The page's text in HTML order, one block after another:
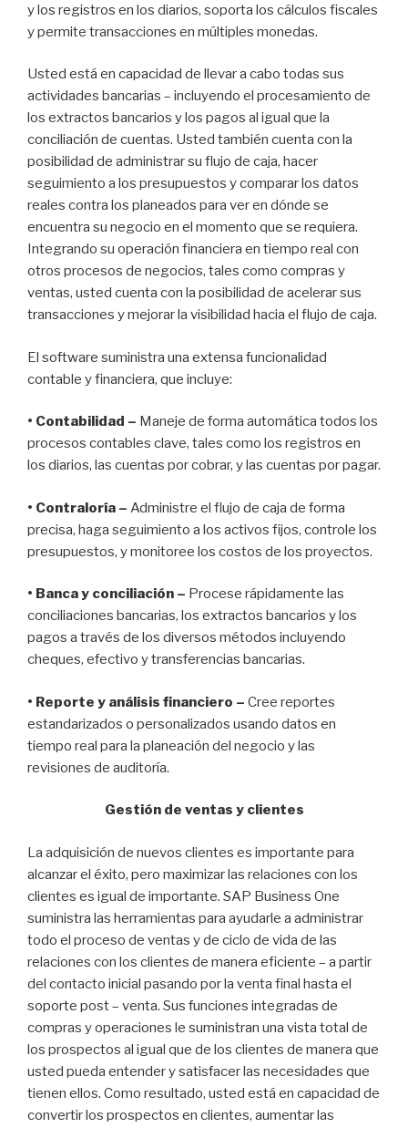
y los registros en los diarios, soporta los cálculos fiscales
y permite transacciones en múltiples monedas.
Usted está en capacidad de llevar a cabo todas sus
actividades bancarias – incluyendo el procesamiento de
los extractos bancarios y los pagos al igual que la
conciliación de cuentas. Usted también cuenta con la
posibilidad de administrar su flujo de caja, hacer
seguimiento a los presupuestos y comparar los datos
reales contra los planeados para ver en dónde se
encuentra su negocio en el momento que se requiera.
Integrando su operación financiera en tiempo real con
otros procesos de negocios, tales como compras y
ventas, usted cuenta con la posibilidad de acelerar sus
transacciones y mejorar la visibilidad hacia el flujo de caja.
El software suministra una extensa funcionalidad
contable y financiera, que incluye:
• Contabilidad – Maneje de forma automática todos los
procesos contables clave, tales como los registros en
los diarios, las cuentas por cobrar, y las cuentas por pagar.
• Contraloría – Administre el flujo de caja de forma
precisa, haga seguimiento a los activos fijos, controle los
presupuestos, y monitoree los costos de los proyectos.
• Banca y conciliación – Procese rápidamente las
conciliaciones bancarias, los extractos bancarios y los
pagos a través de los diversos métodos incluyendo
cheques, efectivo y transferencias bancarias.
• Reporte y análisis financiero – Cree reportes
estandarizados o personalizados usando datos en
tiempo real para la planeación del negocio y las
revisiones de auditoría.
Gestión de ventas y clientes
La adquisición de nuevos clientes es importante para
alcanzar el éxito, pero maximizar las relaciones con los
clientes es igual de importante. SAP Business One
suministra las herramientas para ayudarle a administrar
todo el proceso de ventas y de ciclo de vida de las
relaciones con los clientes de manera eficiente – a partir
del contacto inicial pasando por la venta final hasta el
soporte post – venta. Sus funciones integradas de
compras y operaciones le suministran una vista total de
los prospectos al igual que de los clientes de manera que
usted pueda entender y satisfacer las necesidades que
tienen ellos. Como resultado, usted está en capacidad de
convertir los prospectos en clientes, aumentar las